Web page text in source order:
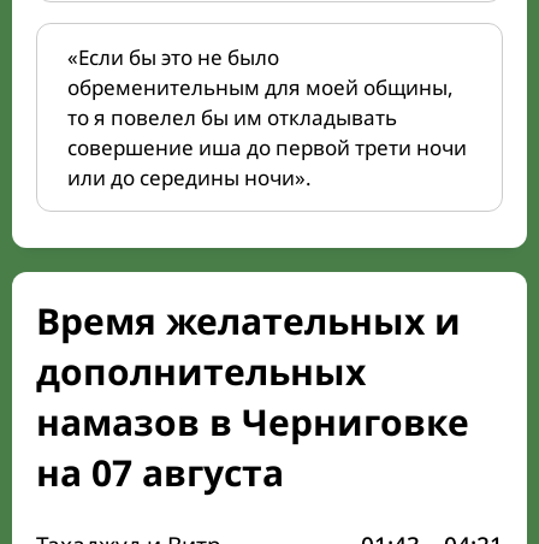
«Если бы это не было
обременительным для моей общины,
то я повелел бы им откладывать
совершение иша до первой трети ночи
или до середины ночи».
Время желательных и
дополнительных
намазов в Черниговке
на 07 августа